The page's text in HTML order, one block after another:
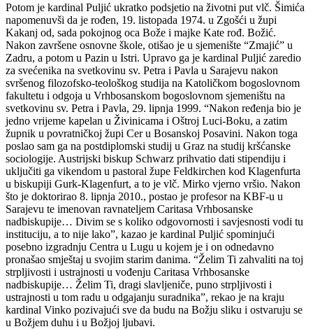
Potom je kardinal Puljić ukratko podsjetio na životni put vlč. Šimića
napomenuvši da je rođen, 19. listopada 1974. u Zgošći u župi
Kakanj od, sada pokojnog oca Bože i majke Kate rođ. Božić.
Nakon završene osnovne škole, otišao je u sjemenište “Zmajić” u
Zadru, a potom u Pazin u Istri. Upravo ga je kardinal Puljić zaredio
za svećenika na svetkovinu sv. Petra i Pavla u Sarajevu nakon
svršenog filozofsko-teološkog studija na Katoličkom bogoslovnom
fakultetu i odgoja u Vrhbosanskom bogoslovnom sjemeništu na
svetkovinu sv. Petra i Pavla, 29. lipnja 1999. “Nakon ređenja bio je
jedno vrijeme kapelan u Živinicama i Oštroj Luci-Boku, a zatim
župnik u povratničkoj župi Cer u Bosanskoj Posavini. Nakon toga
poslao sam ga na postdiplomski studij u Graz na studij kršćanske
sociologije. Austrijski biskup Schwarz prihvatio dati stipendiju i
uključiti ga vikendom u pastoral župe Feldkirchen kod Klagenfurta
u biskupiji Gurk-Klagenfurt, a to je vlč. Mirko vjerno vršio. Nakon
što je doktorirao 8. lipnja 2010., postao je profesor na KBF-u u
Sarajevu te imenovan ravnateljem Caritasa Vrhbosanske
nadbiskupije… Divim se s koliko odgovornosti i savjesnosti vodi tu
instituciju, a to nije lako”, kazao je kardinal Puljić spominjući
posebno izgradnju Centra u Lugu u kojem je i on odnedavno
pronašao smještaj u svojim starim danima. “Želim Ti zahvaliti na toj
strpljivosti i ustrajnosti u vođenju Caritasa Vrhbosanske
nadbiskupije… Želim Ti, dragi slavljeniče, puno strpljivosti i
ustrajnosti u tom radu u odgajanju suradnika”, rekao je na kraju
kardinal Vinko pozivajući sve da budu na Božju sliku i ostvaruju se
u Božjem duhu i u Božjoj ljubavi.